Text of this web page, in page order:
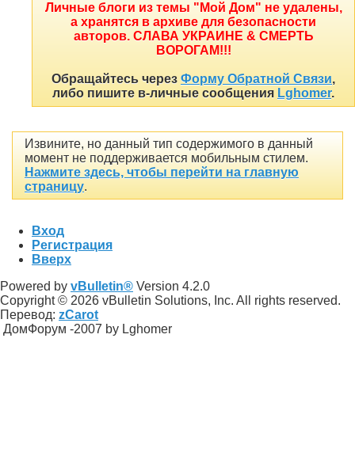
Личные блоги из темы "Мой Дом" не удалены,
а хранятся в архиве для безопасности
авторов. СЛАВА УКРАИНЕ & СМЕРТЬ
ВОРОГАМ!!!
Обращайтесь через Форму Обратной Связи,
либо пишите в-личные сообщения Lghomer.
Извините, но данный тип содержимого в данный
момент не поддерживается мобильным стилем.
Нажмите здесь, чтобы перейти на главную
страницу.
Вход
Регистрация
Вверх
Powered by vBulletin® Version 4.2.0
Copyright © 2026 vBulletin Solutions, Inc. All rights reserved.
Перевод: zCarot
ДомФорум -2007 by Lghomer